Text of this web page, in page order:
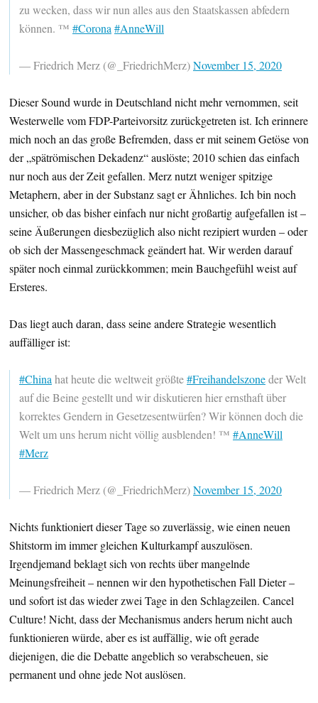
zu wecken, dass wir nun alles aus den Staatskassen abfedern
können. ™ #Corona #AnneWill
— Friedrich Merz (@_FriedrichMerz)November 15, 2020
Dieser Sound wurde in Deutschland nicht mehr vernommen, seit
Westerwelle vom FDP-Parteivorsitz zurückgetreten ist. Ich erinnere
mich noch an das große Befremden, dass er mit seinem Getöse von
der „spätrömischen Dekadenz“ auslöste; 2010 schien das einfach
nur noch aus der Zeit gefallen. Merz nutzt weniger spitzige
Metaphern, aber in der Substanz sagt er Ähnliches. Ich bin noch
unsicher, ob das bisher einfach nur nicht großartig aufgefallen ist –
seine Äußerungen diesbezüglich also nicht rezipiert wurden – oder
ob sich der Massengeschmack geändert hat. Wir werden darauf
später noch einmal zurückkommen; mein Bauchgefühl weist auf
Ersteres.
Das liegt auch daran, dass seine andere Strategie wesentlich
auffälliger ist:
#China hat heute die weltweit größte#Freihandelszoneder Welt
auf die Beine gestellt und wir diskutieren hier ernsthaft über
korrektes Gendern in Gesetzesentwürfen? Wir können doch die
Welt um uns herum nicht völlig ausblenden! ™ #AnneWill
#Merz
— Friedrich Merz (@_FriedrichMerz)November 15, 2020
Nichts funktioniert dieser Tage so zuverlässig, wie einen neuen
Shitstorm im immer gleichen Kulturkampf auszulösen.
Irgendjemand beklagt sich von rechts über mangelnde
Meinungsfreiheit – nennen wir den hypothetischen Fall Dieter –
und sofort ist das wieder zwei Tage in den Schlagzeilen. Cancel
Culture! Nicht, dass der Mechanismus anders herum nicht auch
funktionieren würde, aber es ist auffällig, wie oft gerade
diejenigen, die die Debatte angeblich so verabscheuen, sie
permanent und ohne jede Not auslösen.